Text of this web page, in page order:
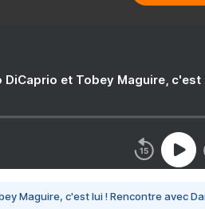
DiCaprio et Tobey Maguire,
Maguire, c'est lui ! Rencontre avec